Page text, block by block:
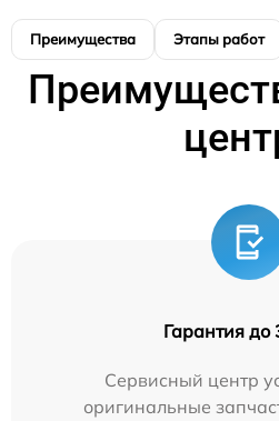
Преимущества Этапы работ
Гарантия до
Сервисный центр
оригинальные